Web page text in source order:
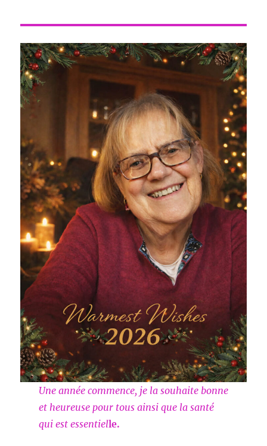
Une année commence, je la souhaite bonne
et heureuse pour tous ainsi que la santé
qui est essentielle.